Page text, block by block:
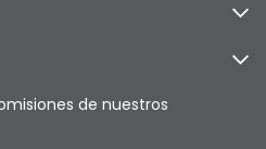
de nuestros